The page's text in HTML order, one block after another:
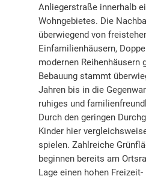
Anliegerstraße innerhalb
Wohngebietes. Die
überwiegend von
Einfamilienhäusern,
modernen Reihenhäusern
Bebauung stammt
Jahren bis in die
ruhiges und
Durch den geringen
Kinder hier
spielen. Zahlreiche
beginnen bereits am
Lage einen hohen